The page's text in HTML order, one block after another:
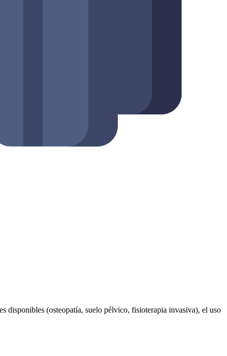
disponibles (osteopatía, suelo pélvico, fisioterapia invasiva), el uso